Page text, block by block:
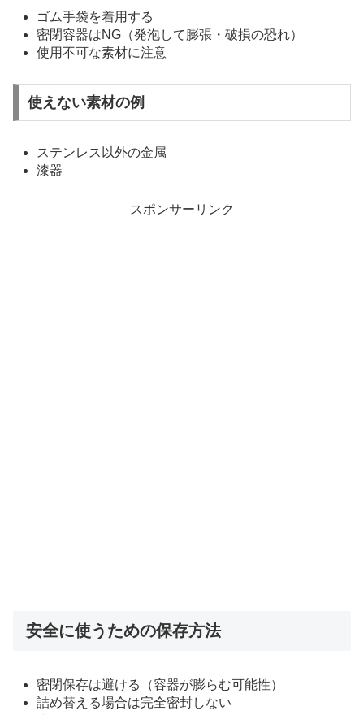
ゴム手袋を着用する
密閉容器はNG（発泡して膨張・破損の恐れ）
使用不可な素材に注意
使えない素材の例
ステンレス以外の金属
漆器
スポンサーリンク
安全に使うための保存方法
密閉保存は避ける（容器が膨らむ可能性）
詰め替える場合は完全密封しない